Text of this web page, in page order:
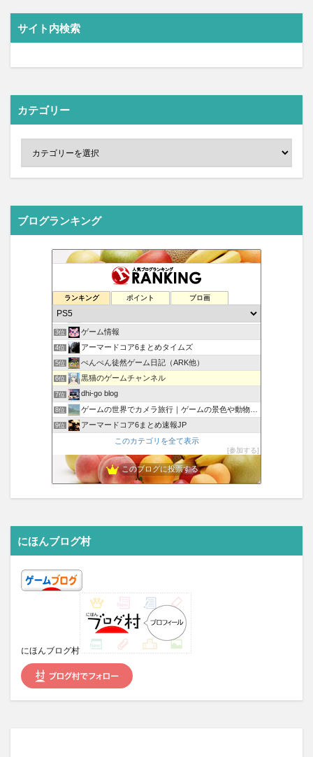
サイト内検索
カテゴリー
ブログランキング
ランキング ポイント ブロ画
Xbox360は世界を制覇するぜ！
2位
3位 ゲーム情報
4位 アーマードコア6まとめタイムズ
5位 ぺんぺん徒然ゲーム日記（ARK他）
6位 黒猫のゲームチャンネル
7位 dhi-go blog
8位 ゲームの世界でカメラ旅行｜ゲームの景色や動物、人を撮ります
9位 アーマードコア6まとめ速報JP
公式最新ゲームソフト2024
11位 ゲーム最新情報
ロク姫速報
ゲームニュースまとめ速報 matomegamer news
このカテゴリを全て表示
参加する
このブログに投票する
にほんブログ村
にほんブログ村